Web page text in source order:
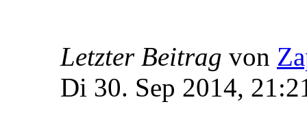
Letzter Beitrag von
Di 30. Sep 2014,